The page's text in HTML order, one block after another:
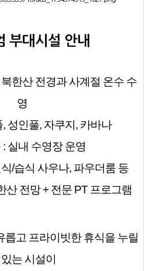
부대시설 안내
북한산 전경과 사계절 온수 수
영
, 성인풀, 자쿠지, 카바나
: 실내 수영장 운영
/습식 사우나, 파우더룸 등
산 전망 + 전문 PT 프로그램
롭고 프라이빗한 휴식을 누릴
는 시설이